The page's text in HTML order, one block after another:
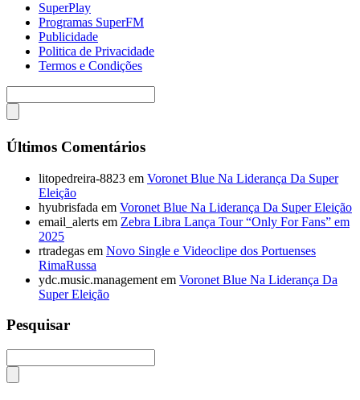
SuperPlay
Programas SuperFM
Publicidade
Politica de Privacidade
Termos e Condições
Últimos Comentários
litopedreira-8823 em Voronet Blue Na Liderança Da Super
Eleição
hyubrisfada em Voronet Blue Na Liderança Da Super Eleição
email_alerts em Zebra Libra Lança Tour “Only For Fans” em
2025
rtradegas em Novo Single e Videoclipe dos Portuenses
RimaRussa
ydc.music.management em Voronet Blue Na Liderança Da
Super Eleição
Pesquisar